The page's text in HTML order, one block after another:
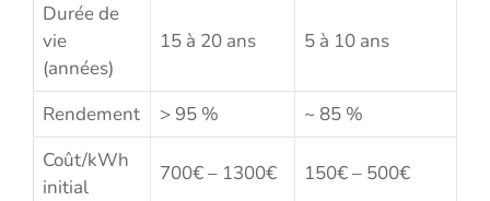
Durée de
vie
(années)
15 à 20 ans 5 à 10 ans
Rendement > 95 %
~ 85 %
Coût/kWh
initial
700€ – 1300€ 150€ – 500€